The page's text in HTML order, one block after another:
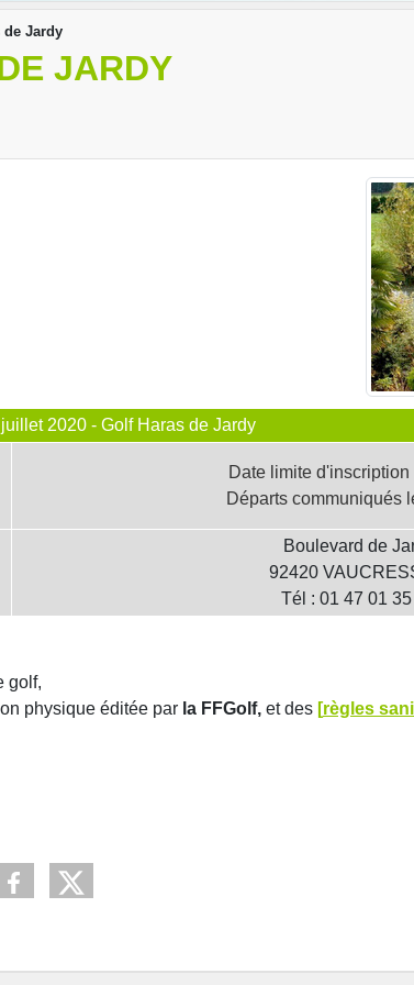
de Jardy
JARDY
2020 - Golf Haras de Jardy
Date limite
Départs communiqués
Boulevard de
92420
Tél : 01 47 01
golf,
physique éditée par la FFGolf, et des [règles